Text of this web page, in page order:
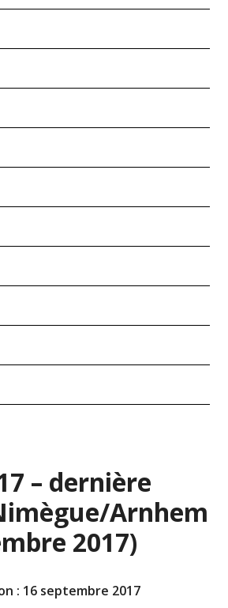
– dernière
Arnhem
2017)
: 16 septembre 2017